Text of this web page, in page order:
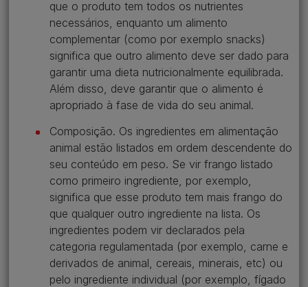
que o produto tem todos os nutrientes
necessários, enquanto um alimento
complementar (como por exemplo snacks)
significa que outro alimento deve ser dado para
garantir uma dieta nutricionalmente equilibrada.
Além disso, deve garantir que o alimento é
apropriado à fase de vida do seu animal.
Composição. Os ingredientes em alimentação
animal estão listados em ordem descendente do
seu conteúdo em peso. Se vir frango listado
como primeiro ingrediente, por exemplo,
significa que esse produto tem mais frango do
que qualquer outro ingrediente na lista. Os
ingredientes podem vir declarados pela
categoria regulamentada (por exemplo, carne e
derivados de animal, cereais, minerais, etc) ou
pelo ingrediente individual (por exemplo, fígado